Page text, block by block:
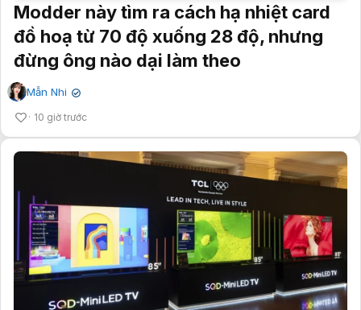
Modder này tìm ra cách hạ nhiệt card
đồ hoạ từ 70 độ xuống 28 độ, nhưng
đừng ông nào dại làm theo
Mẫn Nhi ✔
10 giờ trước